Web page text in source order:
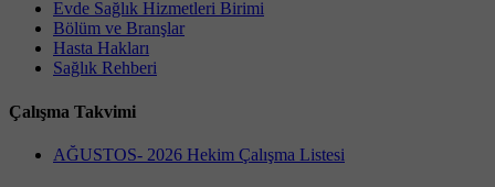
Evde Sağlık Hizmetleri Birimi
Bölüm ve Branşlar
Hasta Hakları
Sağlık Rehberi
Çalışma Takvimi
AĞUSTOS- 2026 Hekim Çalışma Listesi